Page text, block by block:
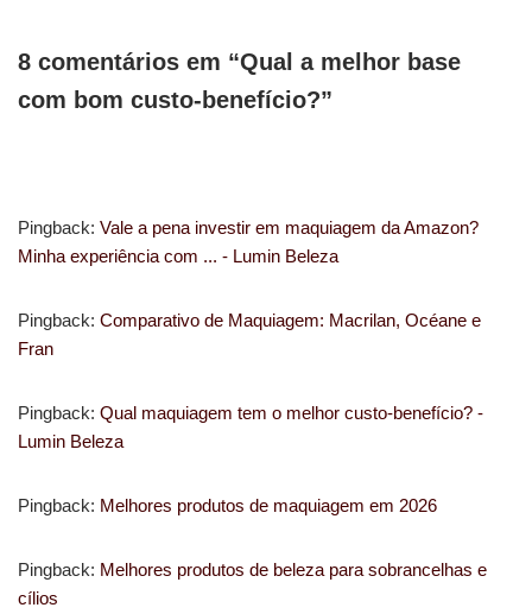
8 comentários em “Qual a melhor base
com bom custo-benefício?”
Pingback: Vale a pena investir em maquiagem da Amazon?
Minha experiência com ... - Lumin Beleza
Pingback: Comparativo de Maquiagem: Macrilan, Océane e
Fran
Pingback: Qual maquiagem tem o melhor custo-benefício? -
Lumin Beleza
Pingback: Melhores produtos de maquiagem em 2026
Pingback: Melhores produtos de beleza para sobrancelhas e
cílios